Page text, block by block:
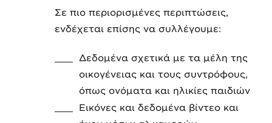
Σε πιο περιορισμένες περιπτώσεις,
ενδέχεται επίσης να συλλέγουμε:
Δεδομένα σχετικά με τα μέλη της
οικογένειας και τους συντρόφους,
όπως ονόματα και ηλικίες παιδιών
Εικόνες και δεδομένα βίντεο και